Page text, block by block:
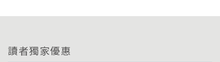
讀者獨家優惠